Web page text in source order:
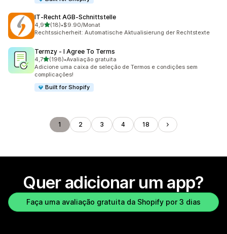
IT‑Recht AGB‑Schnittstelle
4,9de 5 estrelas
(18)
18 avaliações ao todo
•$9.90/Monat
Rechtssicherheit: Automatische Aktualisierung der Rechtstexte
Termzy ‑ I Agree To Terms
4,7de 5 estrelas
(198)
198 avaliações ao todo
•Avaliação gratuita
Adicione uma caixa de seleção de Termos e condições sem
complicações!
Built for Shopify
1 2 3 4 18
Quer adicionar um app?
Faça uma avaliação gratuita da Shopify por 3 dias